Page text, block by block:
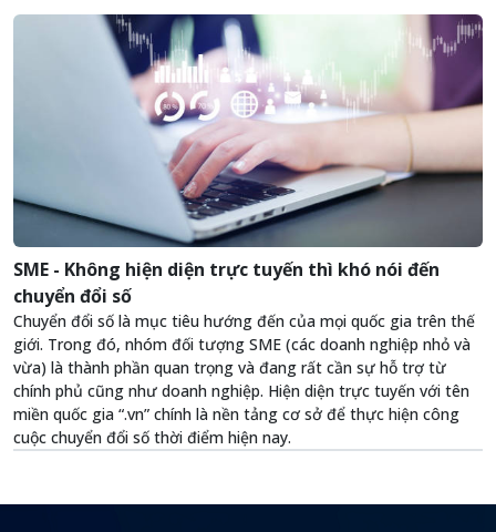
SME - Không hiện diện trực tuyến thì khó nói đến
chuyển đổi số
Chuyển đổi số là mục tiêu hướng đến của mọi quốc gia trên thế
giới. Trong đó, nhóm đối tượng SME (các doanh nghiệp nhỏ và
vừa) là thành phần quan trọng và đang rất cần sự hỗ trợ từ
chính phủ cũng như doanh nghiệp. Hiện diện trực tuyến với tên
miền quốc gia “.vn” chính là nền tảng cơ sở để thực hiện công
cuộc chuyển đổi số thời điểm hiện nay.